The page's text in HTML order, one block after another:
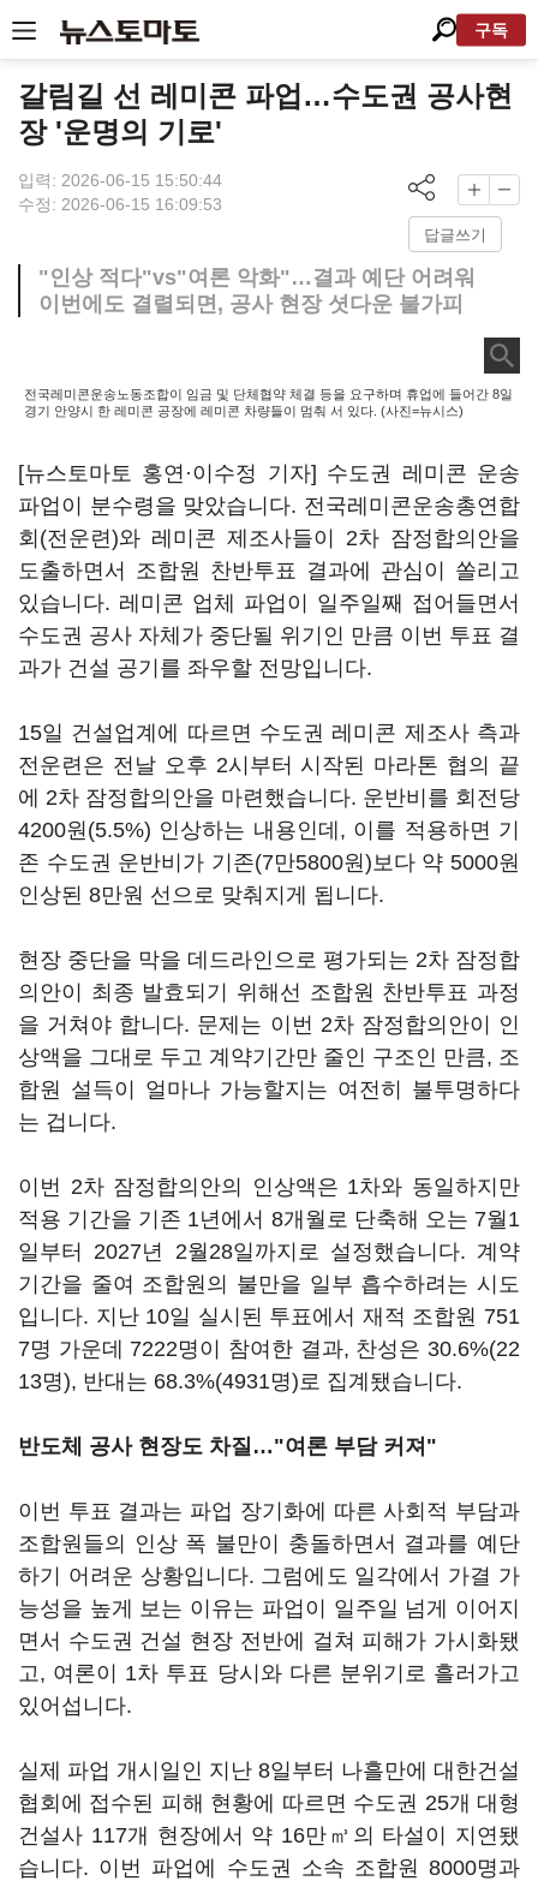
구독
갈림길 선 레미콘 파업…수도권 공사현
장 '운명의 기로'
입력: 2026-06-15 15:50:44
수정: 2026-06-15 16:09:53
답글쓰기
"인상 적다"vs"여론 악화"…결과 예단 어려워
이번에도 결렬되면, 공사 현장 셧다운 불가피
전국레미콘운송노동조합이 임금 및 단체협약 체결 등을 요구하며 휴업에 들어간 8일
경기 안양시 한 레미콘 공장에 레미콘 차량들이 멈춰 서 있다. (사진=뉴시스)
[뉴스토마토 홍연·이수정 기자] 수도권 레미콘 운송
파업이 분수령을 맞았습니다. 전국레미콘운송총연합
회(전운련)와 레미콘 제조사들이 2차 잠정합의안을
도출하면서 조합원 찬반투표 결과에 관심이 쏠리고
있습니다. 레미콘 업체 파업이 일주일째 접어들면서
수도권 공사 자체가 중단될 위기인 만큼 이번 투표 결
과가 건설 공기를 좌우할 전망입니다.
15일 건설업계에 따르면 수도권 레미콘 제조사 측과
전운련은 전날 오후 2시부터 시작된 마라톤 협의 끝
에 2차 잠정합의안을 마련했습니다. 운반비를 회전당
4200원(5.5%) 인상하는 내용인데, 이를 적용하면 기
존 수도권 운반비가 기존(7만5800원)보다 약 5000원
인상된 8만원 선으로 맞춰지게 됩니다.
현장 중단을 막을 데드라인으로 평가되는 2차 잠정합
의안이 최종 발효되기 위해선 조합원 찬반투표 과정
을 거쳐야 합니다. 문제는 이번 2차 잠정합의안이 인
상액을 그대로 두고 계약기간만 줄인 구조인 만큼, 조
합원 설득이 얼마나 가능할지는 여전히 불투명하다
는 겁니다.
이번 2차 잠정합의안의 인상액은 1차와 동일하지만
적용 기간을 기존 1년에서 8개월로 단축해 오는 7월1
일부터 2027년 2월28일까지로 설정했습니다. 계약
기간을 줄여 조합원의 불만을 일부 흡수하려는 시도
입니다. 지난 10일 실시된 투표에서 재적 조합원 751
7명 가운데 7222명이 참여한 결과, 찬성은 30.6%(22
13명), 반대는 68.3%(4931명)로 집계됐습니다.
반도체 공사 현장도 차질…"여론 부담 커져"
이번 투표 결과는 파업 장기화에 따른 사회적 부담과
조합원들의 인상 폭 불만이 충돌하면서 결과를 예단
하기 어려운 상황입니다. 그럼에도 일각에서 가결 가
능성을 높게 보는 이유는 파업이 일주일 넘게 이어지
면서 수도권 건설 현장 전반에 걸쳐 피해가 가시화됐
고, 여론이 1차 투표 당시와 다른 분위기로 흘러가고
있어섭니다.
실제 파업 개시일인 지난 8일부터 나흘만에 대한건설
협회에 접수된 피해 현황에 따르면 수도권 25개 대형
건설사 117개 현장에서 약 16만㎥의 타설이 지연됐
습니다. 이번 파업에 수도권 소속 조합원 8000명과